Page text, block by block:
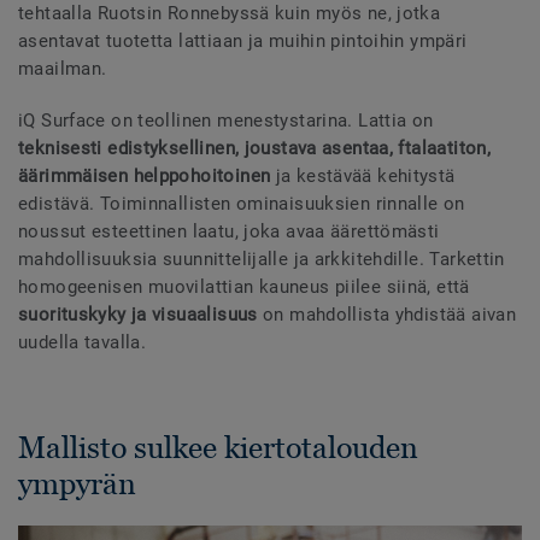
tehtaalla Ruotsin Ronnebyssä kuin myös ne, jotka
asentavat tuotetta lattiaan ja muihin pintoihin ympäri
maailman.
iQ Surface on teollinen menestystarina. Lattia on
teknisesti edistyksellinen, joustava asentaa, ftalaatiton,
äärimmäisen helppohoitoinen ja kestävää kehitystä
edistävä. Toiminnallisten ominaisuuksien rinnalle on
noussut esteettinen laatu, joka avaa äärettömästi
mahdollisuuksia suunnittelijalle ja arkkitehdille. Tarkettin
homogeenisen muovilattian kauneus piilee siinä, että
suorituskyky ja visuaalisuus on mahdollista yhdistää aivan
uudella tavalla.
Mallisto sulkee kiertotalouden
ympyrän